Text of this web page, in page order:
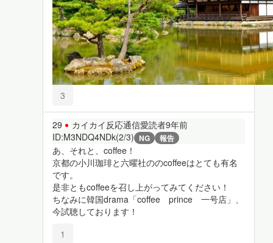
3
29 カイカイ反応通信愛読者9年前
ID:M3NDQ4NDk(2/3) NG 報告
あ、それと、coffee！
京都の小川珈琲と六曜社ののcoffeeはとても有名
です。
是非ともcoffeeを召し上がってみてください！
ちなみに韓国drama「coffee prince 一号店」、
今試聴しております！
1